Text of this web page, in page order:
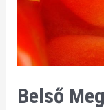
Belső